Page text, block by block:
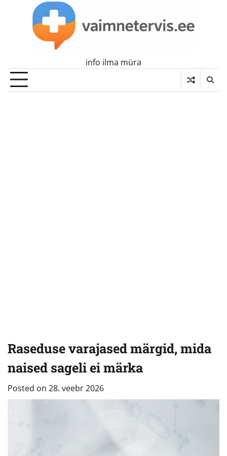
info ilma müra
Raseduse varajased märgid, mida
naised sageli ei märka
Posted on 28. veebr 2026